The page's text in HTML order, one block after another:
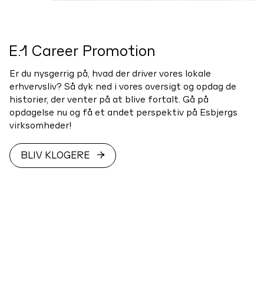
E.1 Career Promotion
Er du nysgerrig på, hvad der driver vores lokale
erhvervsliv? Så dyk ned i vores oversigt og opdag de
historier, der venter på at blive fortalt. Gå på
opdagelse nu og få et andet perspektiv på Esbjergs
virksomheder!
BLIV KLOGERE